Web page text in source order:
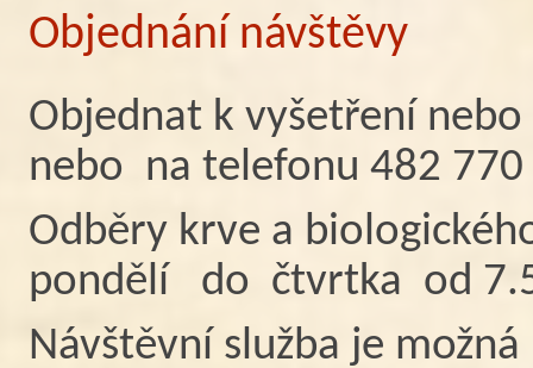
Objednání návštěvy
Objednat k vyšetření
nebo na telefonu 482
Odběry krve a
pondělí do čtvrtka od
Návštěvní služba je